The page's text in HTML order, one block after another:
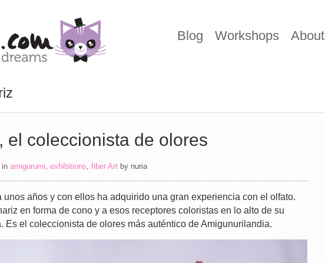
Blog Workshops About
el coleccionista de olores
in amigurumi, exhibitions, fiber Art by nuria
unos años y con ellos ha adquirido una gran experiencia con el olfato.
en forma de cono y a esos receptores coloristas en lo alto de su
Es el coleccionista de olores más auténtico de Amigunurilandia.